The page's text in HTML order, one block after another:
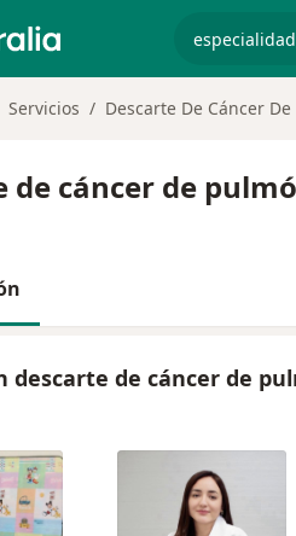
Servicios Descarte De Cáncer
de cáncer de
descarte de cáncer de